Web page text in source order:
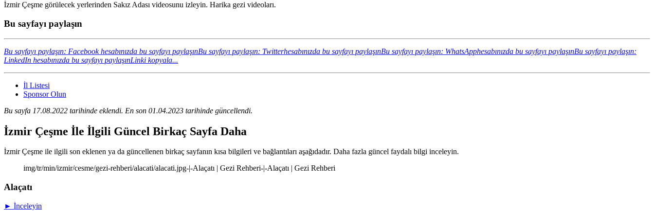
İzmir Çeşme görülecek yerlerinden Sakız Adası videosunu izleyin. Harika gezi videoları.
Bu sayfayı paylaşın
Bu sayfayı paylaşın: Facebook hesabınızda bu sayfayı paylaşınBu sayfayı paylaşın: Twitterhesabınızda bu sayfayı paylaşınBu sayfayı paylaşın: WhatsApphesabınızda bu sayfayı paylaşınBu sayfayı paylaşın:
LinkedIn hesabınızda bu sayfayı paylaşınLinki kopyala...
İl Listesi
Sponsor Olun
Bu sayfa 17.08.2022 tarihinde eklendi. En son 01.04.2023 tarihinde güncellendi.
İzmir Çeşme İle İlgili Güncel Birkaç Sayfa Daha
İzmir Çeşme ile ilgili son eklenen ya da güncellenen birkaç sayfanın kısa bilgileri ve bağlantıları aşağıdadır. Daha fazla güncel faydalı bilgi inceleyin.
img/tr/min/izmir/cesme/gezi-rehberi/alacati/alacati.jpg-|-Alaçatı | Gezi Rehberi-|-Alaçatı | Gezi Rehberi
Alaçatı
► İnceleyin